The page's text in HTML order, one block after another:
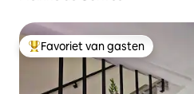
Topfavoriet van gasten
Favoriet van gasten